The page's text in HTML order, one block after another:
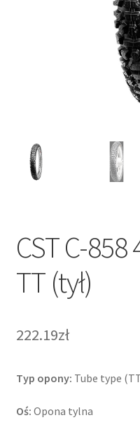
CST C-858
TT (tył)
222.19zł
Typ opony: Tube type
Oś: Opona tylna